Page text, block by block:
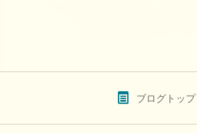
ブログトップ